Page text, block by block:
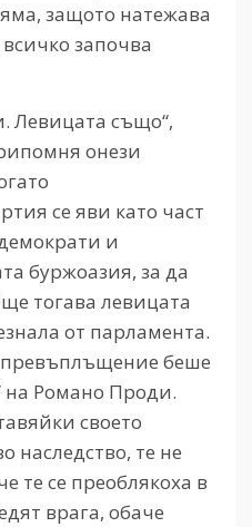
защото натежава
започва
Левицата също“,
онези
се яви като част
и
буржоазия, за да
тогава левицата
от парламента.
беше
на Романо Проди.
своето
наследство, те не
те се преоблякоха в
врага, обаче